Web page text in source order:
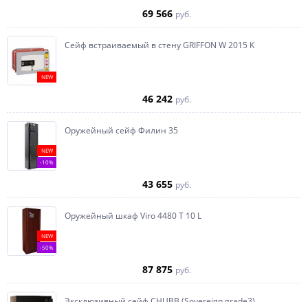
69 566 руб.
NEW
Сейф встраиваемый в стену GRIFFON W 2015 K
46 242 руб.
NEW
-10%
Оружейный сейф Филин 35
43 655 руб.
NEW
-50%
Оружейный шкаф Viro 4480 T 10 L
87 875 руб.